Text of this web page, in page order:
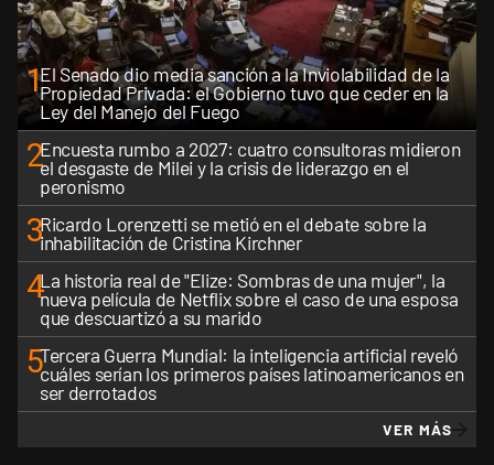
1El Senado dio media sanción a la Inviolabilidad de la
Propiedad Privada: el Gobierno tuvo que ceder en la
Ley del Manejo del Fuego
2Encuesta rumbo a 2027: cuatro consultoras midieron
el desgaste de Milei y la crisis de liderazgo en el
peronismo
3Ricardo Lorenzetti se metió en el debate sobre la
inhabilitación de Cristina Kirchner
4La historia real de "Elize: Sombras de una mujer", la
nueva película de Netflix sobre el caso de una esposa
que descuartizó a su marido
5Tercera Guerra Mundial: la inteligencia artificial reveló
cuáles serían los primeros países latinoamericanos en
ser derrotados
VER MÁS